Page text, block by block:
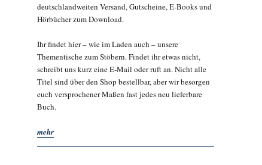
deutschlandweiten Versand, Gutscheine, E-Books und
Hörbücher zum Download.
Ihr findet hier – wie im Laden auch – unsere
Thementische zum Stöbern. Findet ihr etwas nicht,
schreibt uns kurz eine E-Mail oder ruft an. Nicht alle
Titel sind über den Shop bestellbar, aber wir besorgen
euch versprochener Maßen fast jedes neu lieferbare
Buch.
mehr